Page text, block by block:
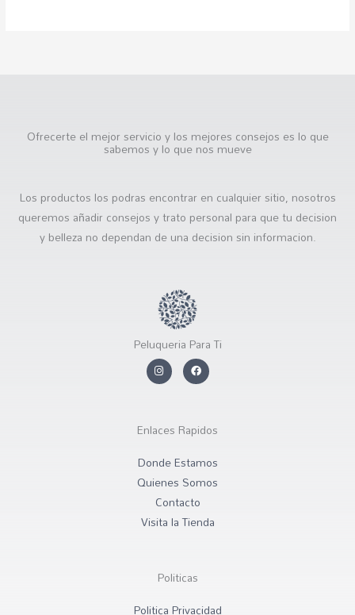
Ofrecerte el mejor servicio y los mejores consejos es lo que
sabemos y lo que nos mueve
Los productos los podras encontrar en cualquier sitio, nosotros
queremos añadir consejos y trato personal para que tu decision
y belleza no dependan de una decision sin informacion.
Peluqueria Para Ti
In
s
ra
F
a
c
o
k
Enlaces Rapidos
Donde Estamos
Quienes Somos
Contacto
Visita la Tienda
Politicas
Politica Privacidad